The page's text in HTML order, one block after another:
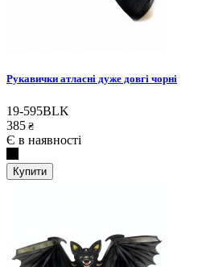
Рукавички атласні дуже довгі чорні
19-595BLK
385 ₴
Є в наявності
Купити